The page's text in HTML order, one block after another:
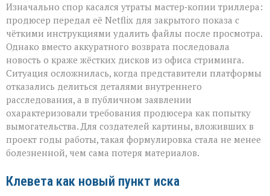
Изначально спор касался утраты мастер‑копии триллера:
продюсер передал её Netflix для закрытого показа с
чёткими инструкциями удалить файлы после просмотра.
Однако вместо аккуратного возврата последовала
новость о краже жёстких дисков из офиса стриминга.
Ситуация осложнилась, когда представители платформы
отказались делиться деталями внутреннего
расследования, а в публичном заявлении
охарактеризовали требования продюсера как попытку
вымогательства. Для создателей картины, вложивших в
проект годы работы, такая формулировка стала не менее
болезненной, чем сама потеря материалов.
Клевета как новый пункт иска